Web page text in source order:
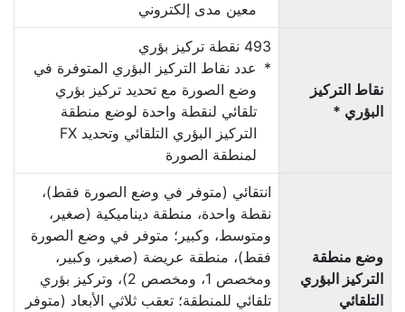
معين مدى إلكتروني
نقاط التركيز
البؤري *
493 نقطة تركيز بؤري
عدد نقاط التركيز البؤري المتوفرة في
وضع الصورة مع تحديد تركيز بؤري
تلقائي لنقطة واحدة لوضع منطقة
التركيز البؤري التلقائي وتحديد FX
لمنطقة الصورة
وضع منطقة
التركيز البؤري
التلقائي
انتقائي (متوفر في وضع الصورة فقط)،
نقطة واحدة، منطقة ديناميكية (صغير،
ومتوسط، وكبير؛ متوفر في وضع الصورة
فقط)، منطقة عريضة (صغير، وكبير،
ومخصص 1، ومخصص 2)، وتركيز بؤري
تلقائي للمنطقة؛ تعقب ثلاثي الأبعاد (متوفر